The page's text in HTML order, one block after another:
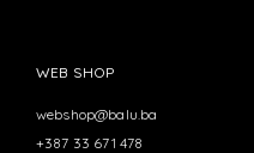
WEB SHOP
webshop@balu.ba
+387 33 671 478